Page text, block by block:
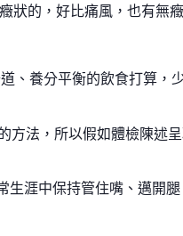
狀的，好比痛風，也有無
、養分平衡的飲食打算，
法，所以假如體檢陳述
生涯中保持管住嘴、邁開腿